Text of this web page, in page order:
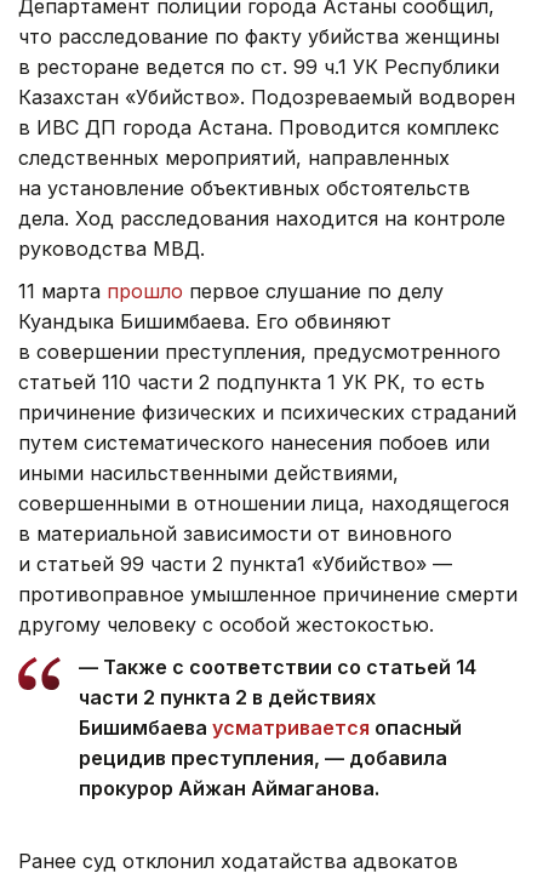
Департамент полиции города Астаны сообщил,
что расследование по факту убийства женщины
в ресторане ведется по ст. 99 ч.1 УК Республики
Казахстан «Убийство». Подозреваемый водворен
в ИВС ДП города Астана. Проводится комплекс
следственных мероприятий, направленных
на установление объективных обстоятельств
дела. Ход расследования находится на контроле
руководства МВД.
11 марта прошло первое слушание по делу
Куандыка Бишимбаева. Его обвиняют
в совершении преступления, предусмотренного
статьей 110 части 2 подпункта 1 УК РК, то есть
причинение физических и психических страданий
путем систематического нанесения побоев или
иными насильственными действиями,
совершенными в отношении лица, находящегося
в материальной зависимости от виновного
и статьей 99 части 2 пункта1 «Убийство» —
противоправное умышленное причинение смерти
другому человеку с особой жестокостью.
— Также с соответствии со статьей 14
части 2 пункта 2 в действиях
Бишимбаева усматривается опасный
рецидив преступления, — добавила
прокурор Айжан Аймаганова.
Ранее суд отклонил ходатайства адвокатов